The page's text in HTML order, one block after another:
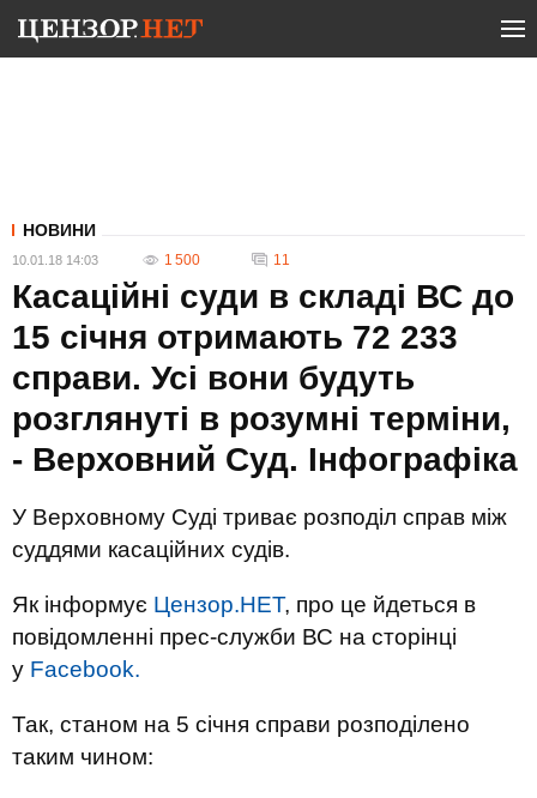
НОВИНИ
10.01.18 14:03 1 500 11
Касаційні суди в складі ВС до
15 січня отримають 72 233
справи. Усі вони будуть
розглянуті в розумні терміни,
- Верховний Суд. Інфографіка
У Верховному Суді триває розподіл справ між
суддями касаційних судів.
Як інформує Цензор.НЕТ, про це йдеться в
повідомленні прес-служби ВС на сторінці
у Facebook.
Так, станом на 5 січня справи розподілено
таким чином: